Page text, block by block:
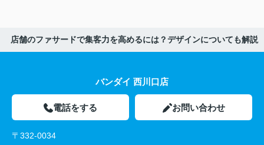
店舗のファサードで集客力を高めるには？デザインについても解説
バンダイ 西川口店
電話をする お問い合わせ
〒332-0034